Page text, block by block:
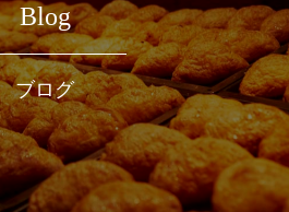
Blog
ブログ